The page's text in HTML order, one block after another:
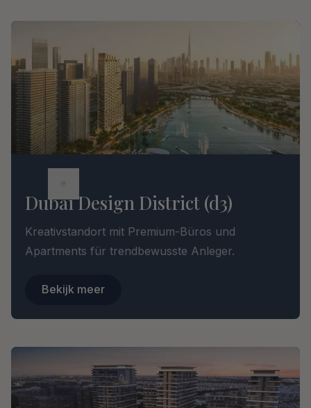
Dubai Design District (d3)
Kreativstandort mit Premium-Büros und
Apartments für trendbewusste Anleger.
Bekijk meer